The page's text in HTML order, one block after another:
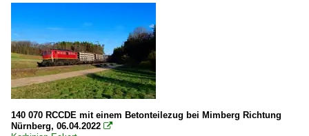
Jena (alle Bahnhöfe)
Karlsruhe Hbf ·RK·
Kassel-Wilhelmshöhe
Kaub
Kirchen/Sieg
Köln Hbf ·KK·
140 070 RCCDE mit einem Betonteilezug bei Mimberg Richtung
Nürnberg, 06.04.2022 